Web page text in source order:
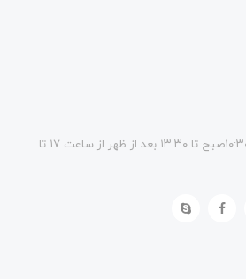
شنبه تا پنجشنبه، از ساعت ۱۰:۳۰صبح تا ۱۳.۳۰ بعد از ظهر از ساعت ۱۷ تا